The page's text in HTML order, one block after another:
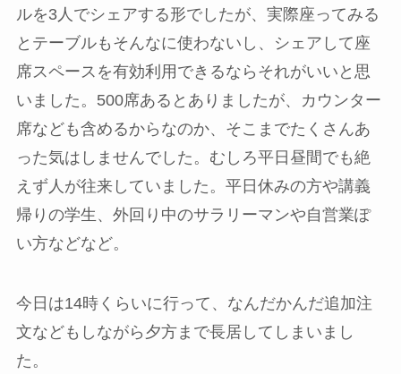
ルを3人でシェアする形でしたが、実際座ってみる
とテーブルもそんなに使わないし、シェアして座
席スペースを有効利用できるならそれがいいと思
いました。500席あるとありましたが、カウンター
席なども含めるからなのか、そこまでたくさんあ
った気はしませんでした。むしろ平日昼間でも絶
えず人が往来していました。平日休みの方や講義
帰りの学生、外回り中のサラリーマンや自営業ぽ
い方などなど。
今日は14時くらいに行って、なんだかんだ追加注
文などもしながら夕方まで長居してしまいまし
た。